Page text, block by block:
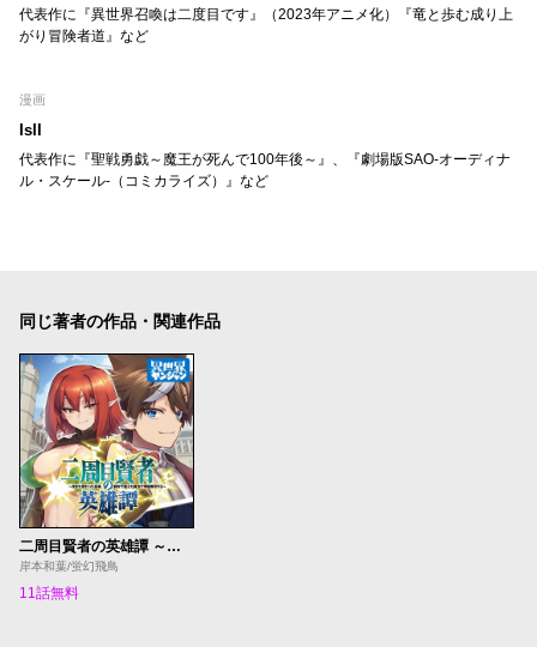
代表作に『異世界召喚は二度目です』（2023年アニメ化）『竜と歩む成り上
がり冒険者道』など
漫画
IsII
代表作に『聖戦勇戯～魔王が死んで100年後～』、『劇場版SAO-オーディナ
ル・スケール-（コミカライズ）』など
同じ著者の作品・関連作品
二周目賢者の英雄譚 ～生まれ変わった最強、前世で鍛えた魔法で学園無双する～
岸本和葉/蛍幻飛鳥
11話無料